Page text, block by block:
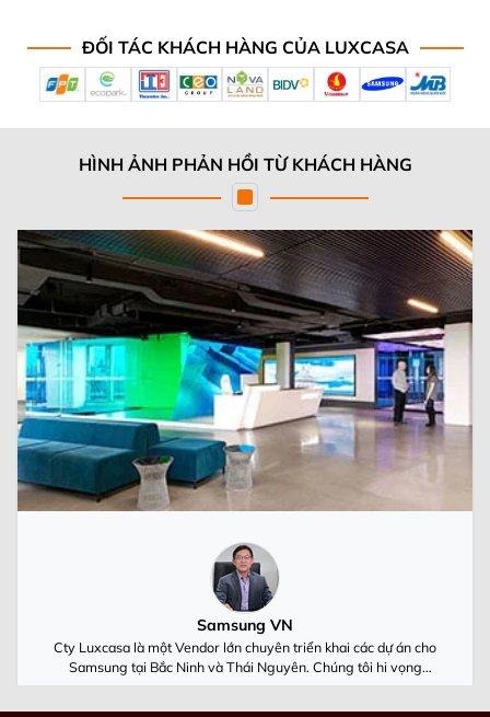
ĐỐI TÁC KHÁCH HÀNG CỦA LUXCASA
HÌNH ẢNH PHẢN HỒI TỪ KHÁCH HÀNG
Samsung VN
Cty Luxcasa là một Vendor lớn chuyên triển khai các dự án cho
Samsung tại Bắc Ninh và Thái Nguyên. Chúng tôi hi vọng